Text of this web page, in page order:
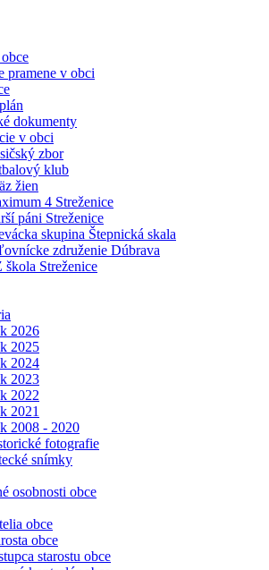
pramene v obci
dokumenty
v obci
zbor
klub
žien
4 Streženice
páni Streženice
skupina Štepnická skala
združenie Dúbrava
škola Streženice
2026
2025
2024
2023
2022
2021
2008 - 2020
fotografie
snímky
osobnosti obce
obce
obce
starostu obce